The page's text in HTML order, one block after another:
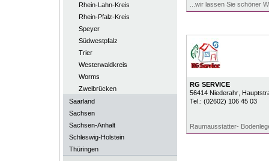
Rhein-Lahn-Kreis
Rhein-Pfalz-Kreis
Speyer
Südwestpfalz
Trier
Westerwaldkreis
Worms
Zweibrücken
Saarland
Sachsen
Sachsen-Anhalt
Schleswig-Holstein
Thüringen
...wir lassen Sie schöner
RG SERVICE
56414 Niederahr,
Tel.: (02602) 106 45 03
Raumausstatter-